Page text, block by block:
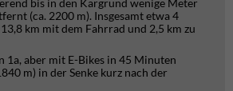
bis in den Kargrund wenige Meter
(ca. 2200 m). Insgesamt etwa 4
km mit dem Fahrrad und 2,5 km zu
1a, aber mit E-Bikes in 45 Minuten
m) in der Senke kurz nach der